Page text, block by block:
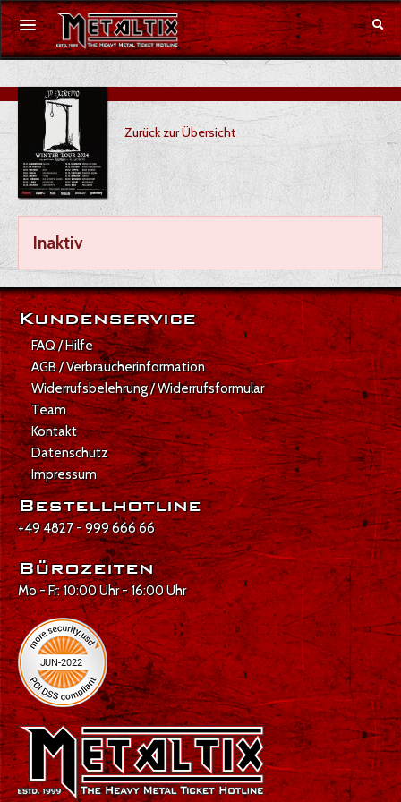
Konzerte
Festivals
Gutschein
Merchandise
DE|EN
Anmelden
Zurück zur Übersicht
Inaktiv
Kundenservice
FAQ / Hilfe
AGB / Verbraucherinformation
Widerrufsbelehrung / Widerrufsformular
Team
Kontakt
Datenschutz
Impressum
Bestellhotline
+49 4827 - 999 666 66
Bürozeiten
Mo - Fr: 10:00 Uhr - 16:00 Uhr